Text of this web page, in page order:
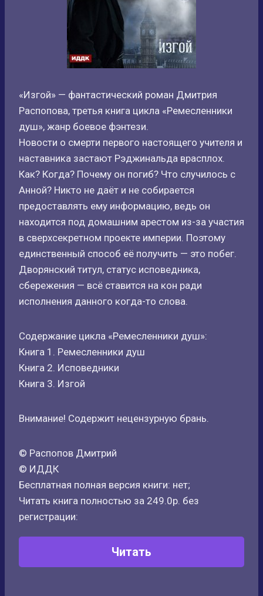
«Изгой» — фантастический роман Дмитрия
Распопова, третья книга цикла «Ремесленники
душ», жанр боевое фэнтези.
Новости о смерти первого настоящего учителя и
наставника застают Рэджинальда врасплох.
Как? Когда? Почему он погиб? Что случилось с
Анной? Никто не даёт и не собирается
предоставлять ему информацию, ведь он
находится под домашним арестом из-за участия
в сверхсекретном проекте империи. Поэтому
единственный способ её получить — это побег.
Дворянский титул, статус исповедника,
сбережения — всё ставится на кон ради
исполнения данного когда-то слова.
Содержание цикла «Ремесленники душ»:
Книга 1. Ремесленники душ
Книга 2. Исповедники
Книга 3. Изгой
Внимание! Содержит нецензурную брань.
© Распопов Дмитрий
© ИДДК
Бесплатная полная версия книги: нет;
Читать книга полностью за 249.0р. без
регистрации:
Читать